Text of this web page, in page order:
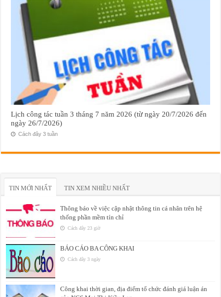
Lịch công tác tuần 3 tháng 7 năm 2026 (từ ngày 20/7/2026 đến
ngày 26/7/2026)
Cách đây 3 tuần
TIN MỚI NHẤT TIN XEM NHIỀU NHẤT
Thông báo về việc cập nhật thông tin cá nhân trên hệ
thống phần mềm tín chỉ
Cách đây 23 giờ
BÁO CÁO BA CÔNG KHAI
Cách đây 3 ngày
Công khai thời gian, địa điểm tổ chức đánh giá luận án